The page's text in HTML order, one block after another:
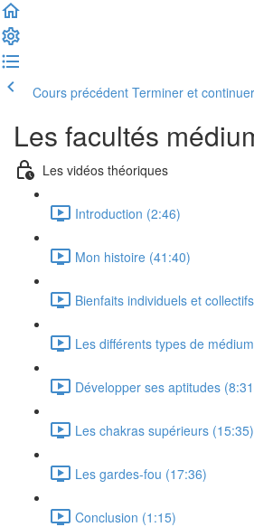
Cours précédent Terminer et continuer
Les facultés
Les vidéos théoriques
Introduction (2:46)
Mon histoire (41:40)
Bienfaits individuels et
Les différents types de
Développer ses aptitudes
Les chakras supérieurs (15:35)
Les gardes-fou (17:36)
Conclusion (1:15)